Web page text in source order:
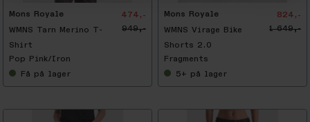
Mons Royale
WMNS Tarn Merino T-
Shirt
474,-
949,-
Pop Pink/Iron
Få på lager
Mons Royale
WMNS Virage Bike
Shorts 2.0
824,-
1 649,-
Fragments
5+ på lager